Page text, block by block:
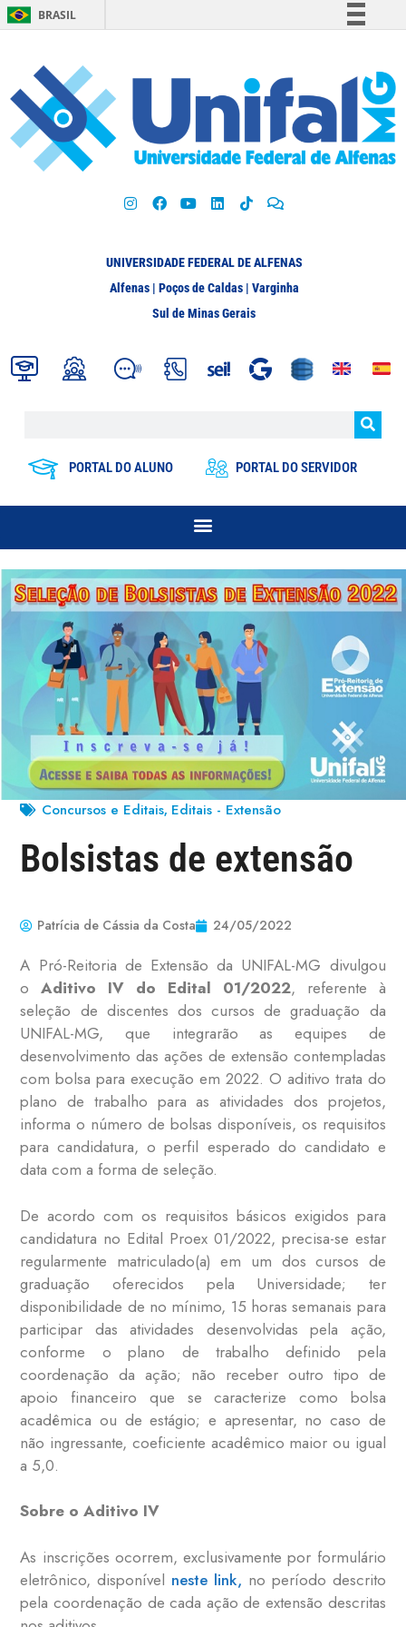
BRASIL
Participe
Acesso à informação
Legislação
UNIVERSIDADE FEDERAL DE ALFENAS
Alfenas | Poços de Caldas | Varginha
Sul de Minas Gerais
PORTAL DO ALUNO PORTAL DO SERVIDOR
Concursos e Editais, Editais - Extensão
Bolsistas de extensão
Patrícia de Cássia da Costa 24/05/2022
A Pró-Reitoria de Extensão da UNIFAL-MG divulgou
oAditivo IV do Edital 01/2022, referente à
seleção de discentes dos cursos de graduação da
UNIFAL-MG, que integrarão as equipes de
desenvolvimento das ações de extensão contempladas
com bolsa para execução em 2022. O aditivo trata do
plano de trabalho para as atividades dos projetos,
informa o número de bolsas disponíveis, os requisitos
para candidatura, o perfil esperado do candidato e
data com a forma de seleção.
De acordo com os requisitos básicos exigidos para
candidatura no Edital Proex 01/2022, precisa-se estar
regularmente matriculado(a) em um dos cursos de
graduação oferecidos pela Universidade; ter
disponibilidade de no mínimo, 15 horas semanais para
participar das atividades desenvolvidas pela ação,
conforme o plano de trabalho definido pela
coordenação da ação; não receber outro tipo de
apoio financeiro que se caracterize como bolsa
acadêmica ou de estágio; e apresentar, no caso de
não ingressante, coeficiente acadêmico maior ou igual
a 5,0.
Sobre o Aditivo IV
As inscrições ocorrem, exclusivamente por formulário
eletrônico, disponível neste link, no período descrito
pela coordenação de cada ação de extensão descritas